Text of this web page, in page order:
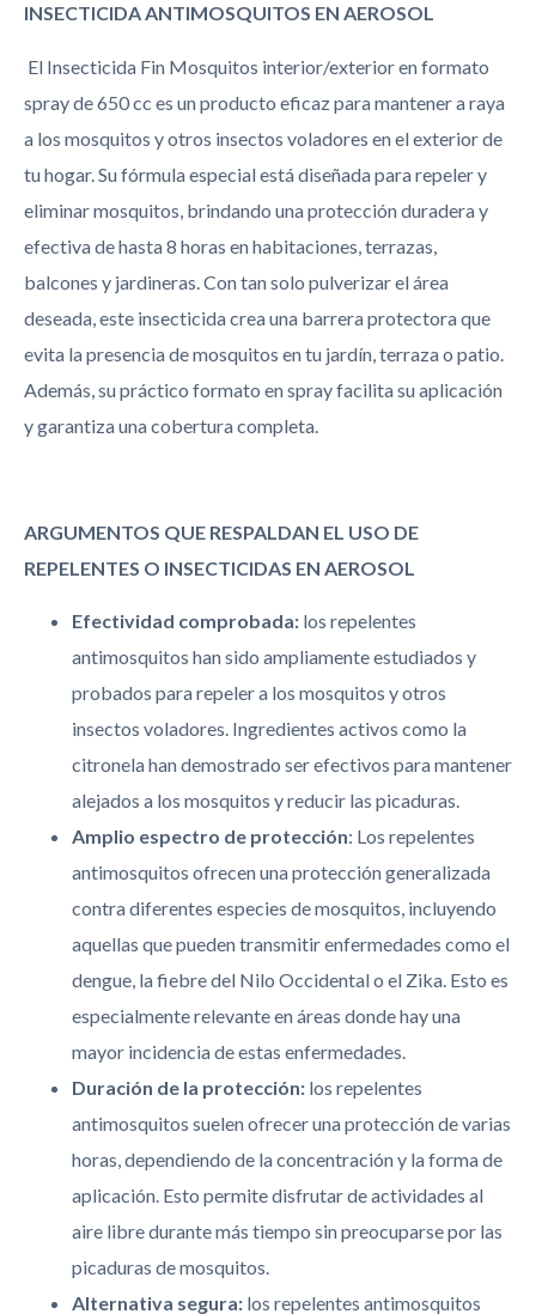
INSECTICIDA ANTIMOSQUITOS EN AEROSOL
El Insecticida Fin Mosquitos interior/exterior en formato
spray de 650 cc es un producto eficaz para mantener a raya
a los mosquitos y otros insectos voladores en el exterior de
tu hogar. Su fórmula especial está diseñada para repeler y
eliminar mosquitos, brindando una protección duradera y
efectiva de hasta 8 horas en habitaciones, terrazas,
balcones y jardineras. Con tan solo pulverizar el área
deseada, este insecticida crea una barrera protectora que
evita la presencia de mosquitos en tu jardín, terraza o patio.
Además, su práctico formato en spray facilita su aplicación
y garantiza una cobertura completa.
ARGUMENTOS QUE RESPALDAN EL USO DE
REPELENTES O INSECTICIDAS EN AEROSOL
Efectividad comprobada: los repelentes
antimosquitos han sido ampliamente estudiados y
probados para repeler a los mosquitos y otros
insectos voladores. Ingredientes activos como la
citronela han demostrado ser efectivos para mantener
alejados a los mosquitos y reducir las picaduras.
Amplio espectro de protección: Los repelentes
antimosquitos ofrecen una protección generalizada
contra diferentes especies de mosquitos, incluyendo
aquellas que pueden transmitir enfermedades como el
dengue, la fiebre del Nilo Occidental o el Zika. Esto es
especialmente relevante en áreas donde hay una
mayor incidencia de estas enfermedades.
Duración de la protección: los repelentes
antimosquitos suelen ofrecer una protección de varias
horas, dependiendo de la concentración y la forma de
aplicación. Esto permite disfrutar de actividades al
aire libre durante más tiempo sin preocuparse por las
picaduras de mosquitos.
Alternativa segura: los repelentes antimosquitos